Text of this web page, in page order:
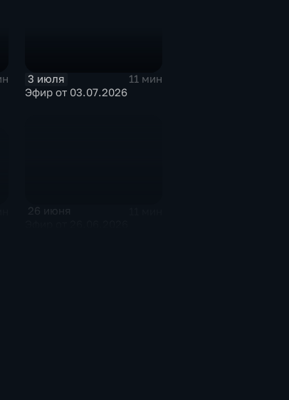
3 июля
11 мин
Эфир от 03.07.2026
26 июня